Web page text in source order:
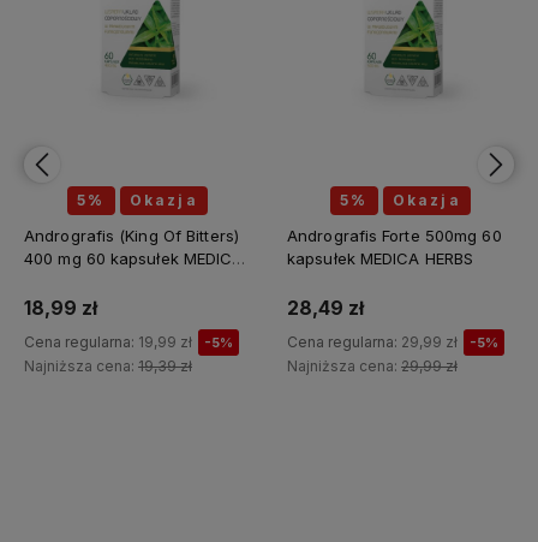
5% Okazja
Andrografis (King Of Bitters)
400 mg 60 kapsułek MEDICA
18,99 zł
Cena regularna: 19,99 zł -5%
Najniższa cena: 19,39 zł
5% Okazja
Andrografis Forte 500mg 60
kapsułek MEDICA HERBS
28,49 zł
Cena regularna: 29,99 zł -5%
Najniższa cena: 29,99 zł